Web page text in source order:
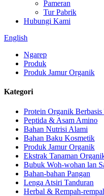
Pameran
Tur Pabrik
Hubungi Kami
English
Ngarep
Produk
Produk Jamur Organik
Kategori
Protein Organik Berbasis
Peptida & Asam Amino
Bahan Nutrisi Alami
Bahan Baku Kosmetik
Produk Jamur Organik
Ekstrak Tanaman
Bubuk Woh-wohan lan
Bahan-bahan Pangan
Lenga Atsiri Tanduran
Herbal & Rempah-